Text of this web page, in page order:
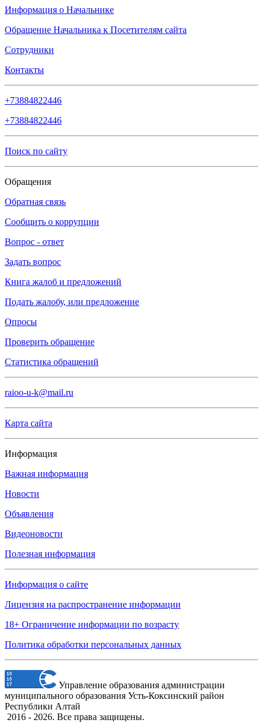
Информация о Начальнике
Обращение Начальника к Посетителям сайта
Сотрудники
Контакты
+73884822446
+73884822446
Поиск по сайту
Обращения
Обратная связь
Сообщить о коррупции
Вопрос - ответ
Задать вопрос
Книга жалоб и предложений
Подать жалобу, или предложение
Опросы
Проверить обращение
Статистика обращений
raioo-u-k@mail.ru
Карта сайта
Информация
Важная информация
Новости
Объявления
Видеоновости
Полезная информация
Информация о сайте
Лицензия на распространение информации
18+ Ограничение информации по возрасту
Политика обработки персональных данных
Управление образования администрации
муниципального образования Усть-Коксинский район
Республики Алтай
2016 - 2026. Все права защищены.